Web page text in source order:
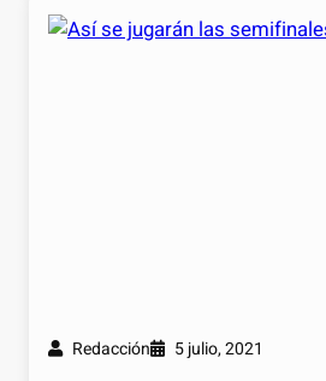
Redacción 5 julio, 2021